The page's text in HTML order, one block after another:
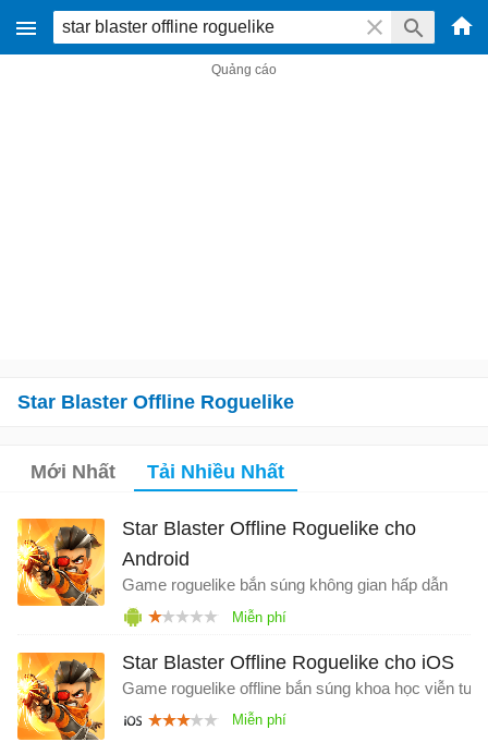
Star Blaster Offline Roguelike
Mới Nhất Tải Nhiều Nhất
Star Blaster Offline Roguelike cho
Android
Game roguelike bắn súng không gian hấp dẫn
Star Blaster Offline Roguelike cho iOS
Game roguelike offline bắn súng khoa học viễn